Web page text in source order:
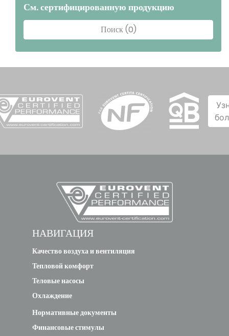
См. сертифицированную продукцию
Поиск (0)
НАВИГАЦИЯ
Качество воздуха и вентиляция
Тепловой комфорт
Теловые насосы
Охлаждение
Нормативные документы
Финансовые стимулы